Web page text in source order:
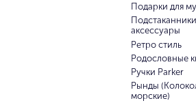
Подарки для
аксессуары
Ретро стиль
Родословные
Ручки Parker
Рынды
морские)